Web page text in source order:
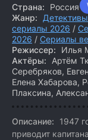
Страна:
Россия
Жанр:
сериалы 2026 /
2026 / Сериалы
Режиссер:
Илья
Актёры:
Артём
Серебряков,
Елена Хабарова,
Плаксина,
Описание:
1947
приводит